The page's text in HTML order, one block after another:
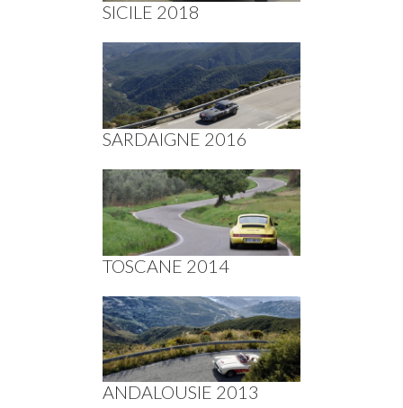
SICILE 2018
SARDAIGNE 2016
TOSCANE 2014
ANDALOUSIE 2013